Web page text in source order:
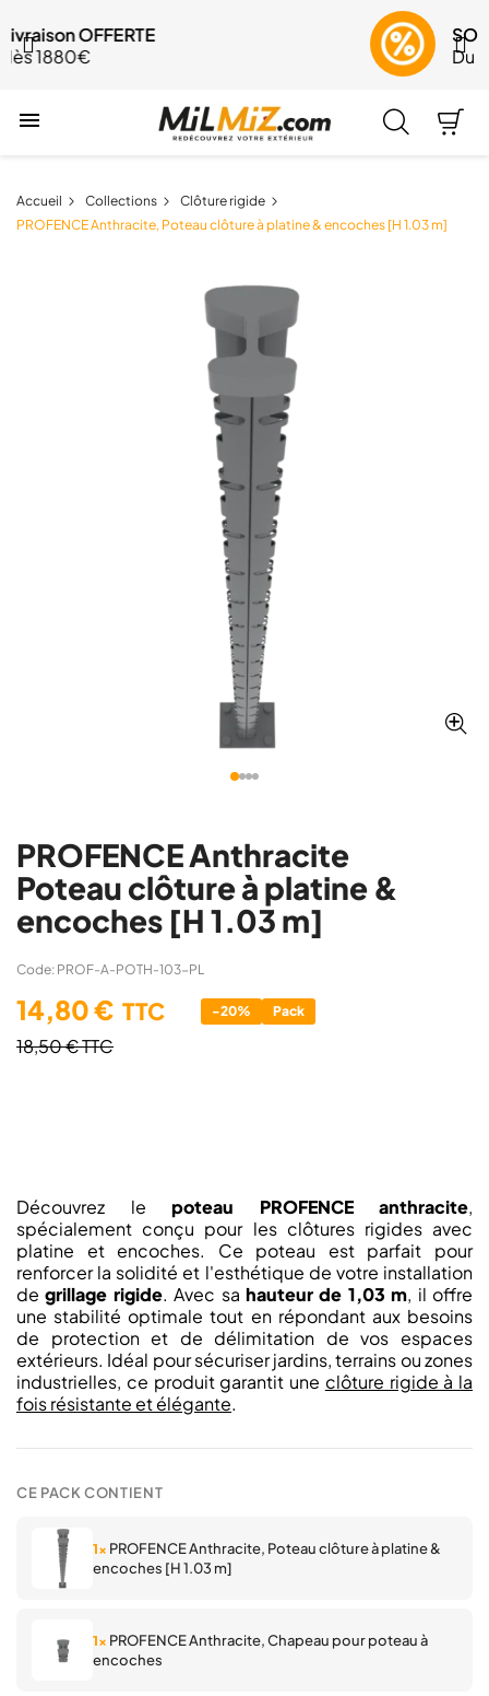
SOLDES jusqu'à -30%
Du 29 juillet au 24 août

Accueil Collections
Clôture rigide
PROFENCE Anthracite, Poteau clôture à platine & encoches [H 1.03 m]
PROFENCE Anthracite
Poteau clôture à platine &
encoches [H 1.03 m]
Code: PROF-A-POTH-103-PL
14,80 € TTC -20% Pack
18,50 €TTC
Découvrez le poteau PROFENCE anthracite,
spécialement conçu pour les clôtures rigides avec
platine et encoches. Ce poteau est parfait pour
renforcer la solidité et l'esthétique de votre installation
degrillage rigide. Avec sahauteur de 1,03 m, il offre
une stabilité optimale tout en répondant aux besoins
de protection et de délimitation de vos espaces
extérieurs. Idéal pour sécuriser jardins, terrains ou zones
industrielles, ce produit garantit une clôture rigide à la
fois résistante et élégante.
CE PACK CONTIENT
1× PROFENCE Anthracite, Poteau clôture à platine &
encoches [H 1.03 m]
1× PROFENCE Anthracite, Chapeau pour poteau à
encoches